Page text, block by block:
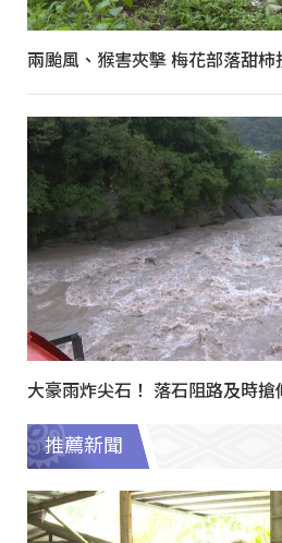
兩颱風、猴害夾擊 梅花部落甜柿
大豪雨炸尖石！ 落石阻路及時
推薦新聞